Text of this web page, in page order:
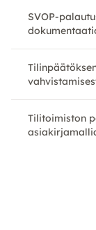
SVOP-
Tilitoimiston